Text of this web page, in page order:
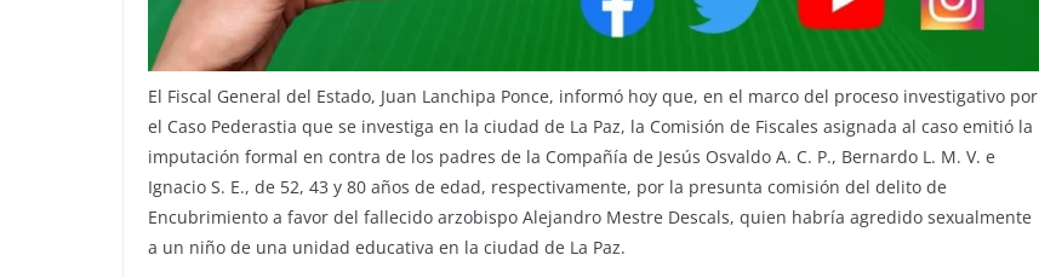
El Fiscal General del Estado, Juan Lanchipa Ponce, informó hoy que, en el marco del proceso investigativo por
el Caso Pederastia que se investiga en la ciudad de La Paz, la Comisión de Fiscales asignada al caso emitió la
imputación formal en contra de los padres de la Compañía de Jesús Osvaldo A. C. P., Bernardo L. M. V. e
Ignacio S. E., de 52, 43 y 80 años de edad, respectivamente, por la presunta comisión del delito de
Encubrimiento a favor del fallecido arzobispo Alejandro Mestre Descals, quien habría agredido sexualmente
a un niño de una unidad educativa en la ciudad de La Paz.